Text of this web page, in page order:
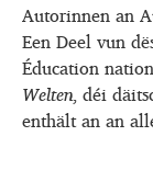
Autorinnen an
Een Deel vun
Éducation
Welten, déi
enthält an an